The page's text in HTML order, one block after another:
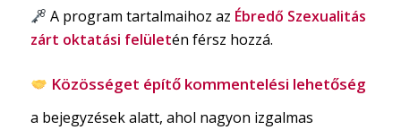
A program tartalmaihoz az Ébredő Szexualitás
zárt oktatási felületén férsz hozzá.
Közösséget építő kommentelési lehetőség
a bejegyzések alatt, ahol nagyon izgalmas